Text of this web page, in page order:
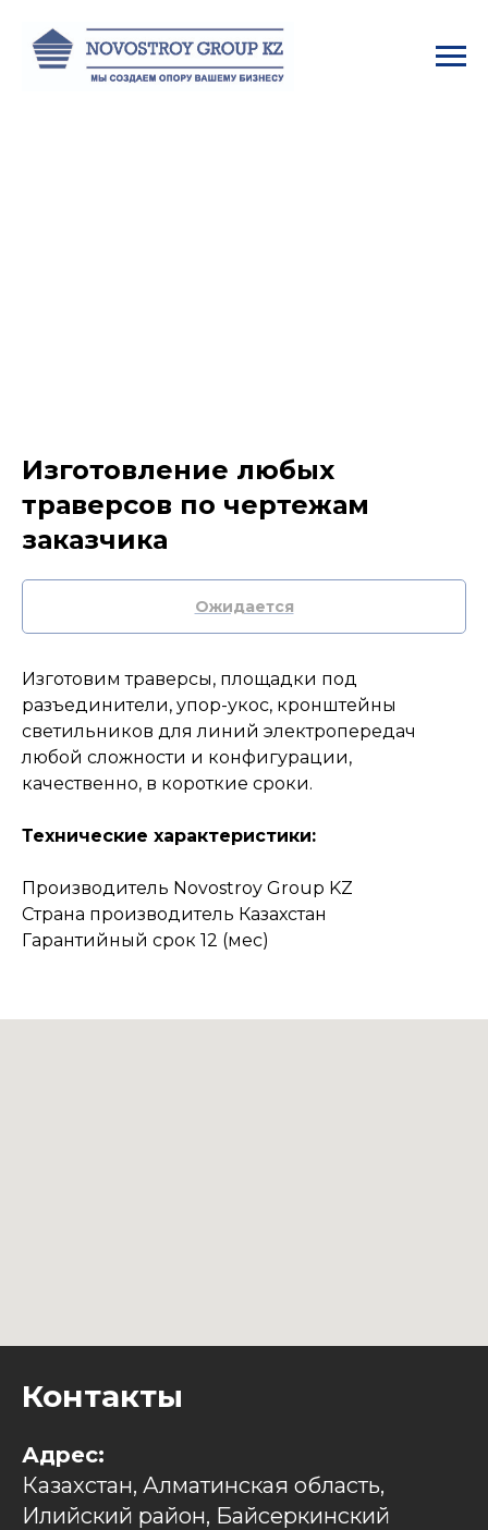
Изготовление любых
траверсов по чертежам
заказчика
Изготовим траверсы, площадки под
разъединители, упор-укос, кронштейны
светильников для линий электропередач
любой сложности и конфигурации,
качественно, в короткие сроки.
Технические характеристики:
Производитель Novostroy Group KZ
Страна производитель Казахстан
Гарантийный срок 12 (мес)
Контакты
Адрес:
Казахстан, Алматинская область,
Илийский район, Байсеркинский